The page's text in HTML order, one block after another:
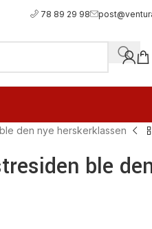
78 89 29 98
den nye herskerklassen
ble